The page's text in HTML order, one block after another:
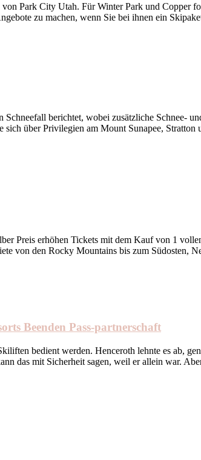
Park City Utah. Für Winter Park und Copper
zu machen, wenn Sie bei ihnen ein
berichtet, wobei zusätzliche Schnee-
über Privilegien am Mount Sunapee,
Preis erhöhen Tickets mit dem Kauf von 1
von den Rocky Mountains bis zum Südosten,
Beenden Pass-partnerschaft
bedient werden. Henceroth lehnte es ab,
das mit Sicherheit sagen, weil er allein war.